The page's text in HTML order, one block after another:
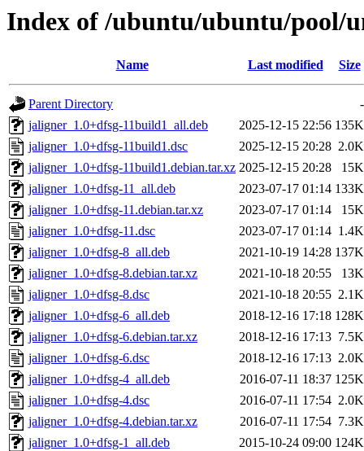
Index of /ubuntu/ubuntu/pool/
Name Last modified Size
Parent Directory
-
jaligner_1.0+dfsg-11build1_all.deb
2025-12-15 22:56 135K
jaligner_1.0+dfsg-11build1.dsc
2025-12-15 20:28 2.0K
jaligner_1.0+dfsg-11build1.debian.tar.xz 2025-12-15 20:28
15K
jaligner_1.0+dfsg-11_all.deb
2023-07-17 01:14 133K
jaligner_1.0+dfsg-11.debian.tar.xz
2023-07-17 01:14
15K
jaligner_1.0+dfsg-11.dsc
2023-07-17 01:14 1.4K
jaligner_1.0+dfsg-8_all.deb
2021-10-19 14:28 137K
jaligner_1.0+dfsg-8.debian.tar.xz
2021-10-18 20:55
13K
jaligner_1.0+dfsg-8.dsc
2021-10-18 20:55 2.1K
jaligner_1.0+dfsg-6_all.deb
2018-12-16 17:18 128K
jaligner_1.0+dfsg-6.debian.tar.xz
2018-12-16 17:13 7.5K
jaligner_1.0+dfsg-6.dsc
2018-12-16 17:13 2.0K
jaligner_1.0+dfsg-4_all.deb
2016-07-11 18:37 125K
jaligner_1.0+dfsg-4.dsc
2016-07-11 17:54 2.0K
jaligner_1.0+dfsg-4.debian.tar.xz
2016-07-11 17:54 7.3K
jaligner_1.0+dfsg-1_all.deb
2015-10-24 09:00 124K